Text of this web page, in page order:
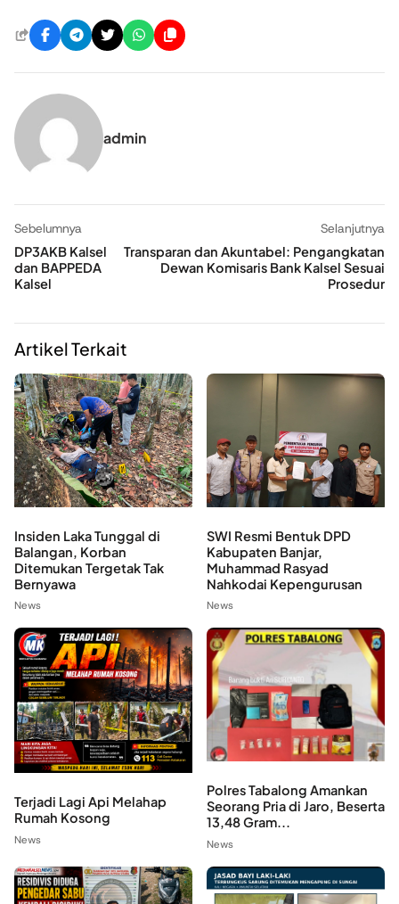
admin
Sebelumnya
DP3AKB Kalsel
dan BAPPEDA
Kalsel
Selanjutnya
Transparan dan Akuntabel: Pengangkatan
Dewan Komisaris Bank Kalsel Sesuai
Prosedur
Artikel Terkait
Insiden Laka Tunggal di
Balangan, Korban
Ditemukan Tergetak Tak
Bernyawa
News
SWI Resmi Bentuk DPD
Kabupaten Banjar,
Muhammad Rasyad
Nahkodai Kepengurusan
News
Terjadi Lagi Api Melahap
Rumah Kosong
News
Polres Tabalong Amankan
Seorang Pria di Jaro, Beserta
13,48 Gram...
News